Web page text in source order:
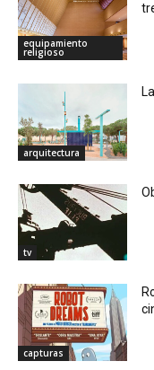
equipamiento
religioso
arquitectura
tv
capturas